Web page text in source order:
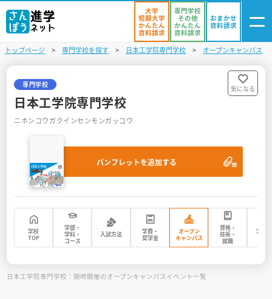
資料リスト
進学イベント
入試・受験入門
お役立ち情報
大学
短期大学
かんたん
資料請求
専門学校
その他
かんたん
資料請求
おまかせ
資料請求
トップページ 専門学校を探す 日本工学院専門学校 オープンキャンパス
専門学校
日本工学院専門学校
ニホンコウガクインセンモンガッコウ
パンフレットを追加する
気になる
学校
TOP
学部・
学科・
コース
入試方法
学費・
奨学金
オープン
キャンパス
資格・
技術・
就職
アク
日本工学院専門学校：随時開催のオープンキャンパスイベント一覧